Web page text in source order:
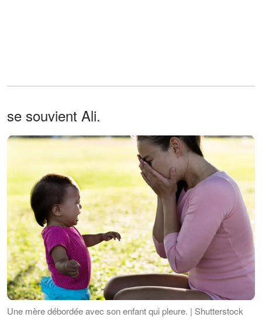
se souvient Ali.
Une mère débordée avec son enfant qui pleure. | Shutterstock